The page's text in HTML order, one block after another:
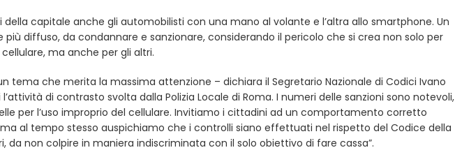
della capitale anche gli automobilisti con una mano al volante e l’altra allo smartphone. Un
diffuso, da condannare e sanzionare, considerando il pericolo che si crea non solo per
ma anche per gli altri.
tema che merita la massima attenzione – dichiara il Segretario Nazionale di Codici Ivano
di contrasto svolta dalla Polizia Locale di Roma. I numeri delle sanzioni sono notevoli,
per l’uso improprio del cellulare. Invitiamo i cittadini ad un comportamento corretto
al tempo stesso auspichiamo che i controlli siano effettuati nel rispetto del Codice della
da non colpire in maniera indiscriminata con il solo obiettivo di fare cassa”.